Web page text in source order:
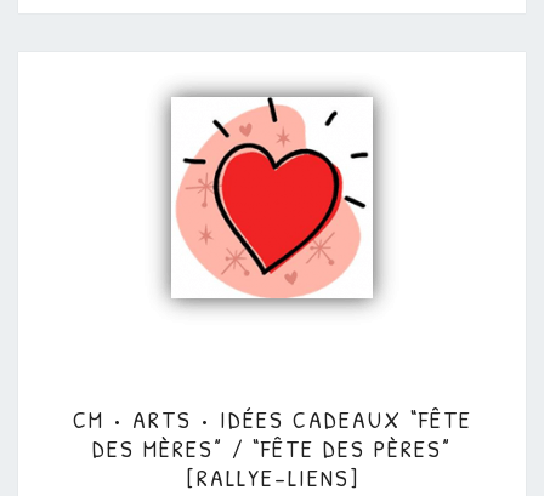
•
ARTS
CM • ARTS • IDÉES CADEAUX “FÊTE
DES MÈRES” / “FÊTE DES PÈRES”
[RALLYE-LIENS]